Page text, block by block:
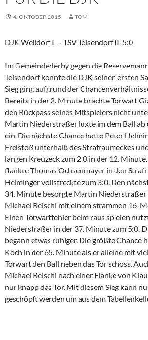
4. OKTOBER 2015 TOM
DJK Weildorf I – TSV Teisendorf II 5:0
Im Gemeindederby gegen die
Teisendorf konnte die DJK seinen ersten
Sieg ging aufgrund der
Bereits in der 2. Minute brachte Torwart
den Rückpass seines Mitspielers nicht
Martin Niederstraßer luxte im dem Ball ab
ein. Die nächste Chance hatte Peter
Freistoß unterhalb des Strafraumeckes
langen Kreuzeck zum 2:0 in der 12.
flankte Thomas Ochsenmayer in den
Helminger vollstreckte zum 3:0. Den
34. Minute besorgte Martin Niederstraßer
Michael Reischl mit einem strammen 16-
Einen Torwartfehler beim raus spielen
Niederstraßer in der 37. Minute zum 5:0.
begann etwas ruhiger. Die größte Chance
Koch in der 65. Minute als er alleine mit
Torwart den Ball neben das Tor schoss.
Michael Reischl nach einer Flanke von
nur knapp das Tor. Mit diesem Sieg kann
geschöpft werden um aus dem